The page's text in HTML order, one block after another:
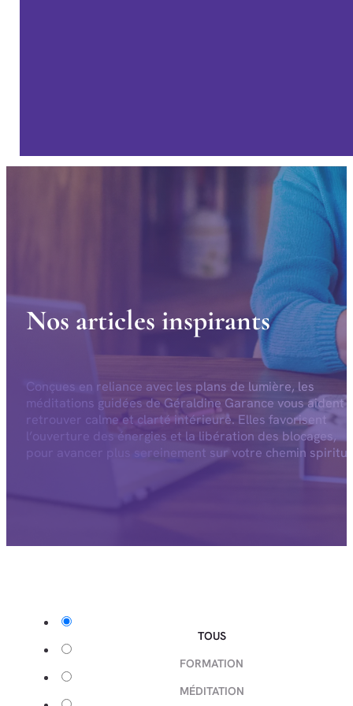
Nos articles inspirants
Conçues en reliance avec les plans de lumière, les
méditations guidées de Géraldine Garance vous aident
retrouver calme et clarté intérieure. Elles favorisent
l’ouverture des énergies et la libération des blocages,
pour avancer plus sereinement sur votre chemin
TOUS
FORMATION
MÉDITATION